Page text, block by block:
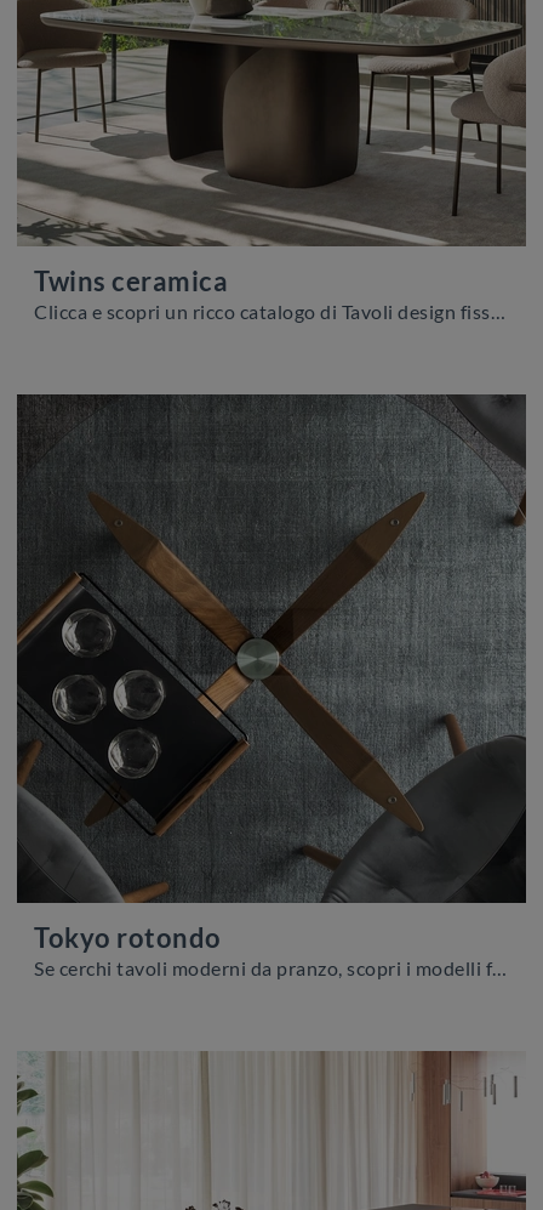
Twins ceramica
Clicca e scopri un ricco catalogo di Tavoli design fissi da pranzo! Il modello Twins ceramica di Calligaris ti sta aspettando.
Tokyo rotondo
Se cerchi tavoli moderni da pranzo, scopri i modelli fissi di Calligaris: clicca e scopri il modello Tokyo rotondo in vetro.